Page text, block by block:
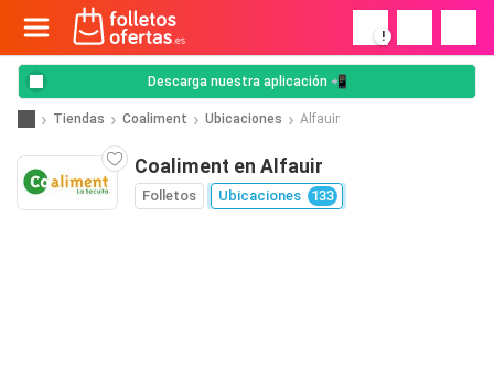
!
Descarga nuestra aplicación 📲
Tiendas Coaliment Ubicaciones Alfauir
Coaliment en Alfauir
Folletos Ubicaciones 133